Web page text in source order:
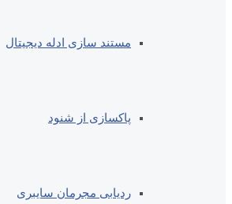
مستند سازی ادله دیجیتال
پاکسازی از شنود
ردیابی مجرمان سایبری